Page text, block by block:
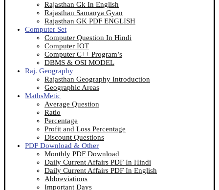
Rajasthan Gk In English
Rajasthan Samanya Gyan
Rajasthan GK PDF ENGLISH
Computer Set
Computer Question In Hindi
Computer IOT
Computer C++ Program’s
DBMS & OSI MODEL
Raj. Geography
Rajasthan Geography Introduction
Geographic Areas
MathsMetic
Average Question
Ratio
Percentage
Profit and Loss Percentage
Discount Questions
PDF Download & Other
Monthly PDF Download
Daily Current Affairs PDF In Hindi
Daily Current Affairs PDF In English
Abbreviations
Important Days